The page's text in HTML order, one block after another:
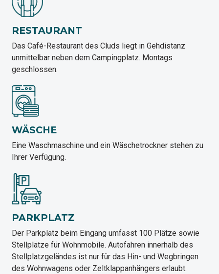
RESTAURANT
Das Café-Restaurant des Cluds liegt in Gehdistanz
unmittelbar neben dem Campingplatz. Montags
geschlossen.
WÄSCHE
Eine Waschmaschine und ein Wäschetrockner stehen zu
Ihrer Verfügung.
PARKPLATZ
Der Parkplatz beim Eingang umfasst 100 Plätze sowie
Stellplätze für Wohnmobile. Autofahren innerhalb des
Stellplatzgeländes ist nur für das Hin- und Wegbringen
des Wohnwagens oder Zeltklappanhängers erlaubt.